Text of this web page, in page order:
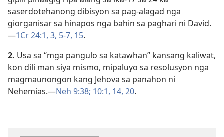
saserdotehanong dibisyon sa pag-alagad nga
giorganisar sa hinapos nga bahin sa paghari ni David.​
—1Cr 24:​1, 3, 5-7, 15.
2. Usa sa “mga pangulo sa katawhan” kansang kaliwat,
kon dili man siya mismo, mipaluyo sa resolusyon nga
magmaunongon kang Jehova sa panahon ni
Nehemias.​—Neh 9:38; 10:​1, 14, 20.